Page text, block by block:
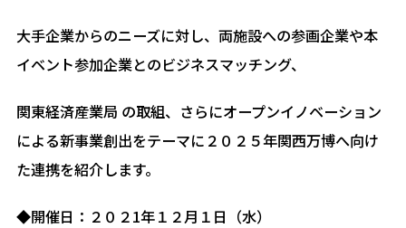
大手企業からのニーズに対し、両施設への参画企業や本
イベント参加企業とのビジネスマッチング、
関東経済産業局 の取組、さらにオープンイノベーション
による新事業創出をテーマに２０２５年関西万博へ向け
た連携を紹介します。
◆開催日：２０２1年１２月１日（水）